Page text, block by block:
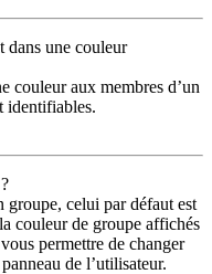
dans une couleur
couleur aux membres d’un
identifiables.
groupe, celui par défaut est
couleur de groupe affichés
permettre de changer
de l’utilisateur.